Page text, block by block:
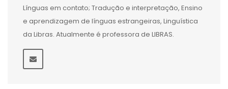
Línguas em contato; Tradução e interpretação, Ensino
e aprendizagem de línguas estrangeiras, Linguística
da Libras. Atualmente é professora de LIBRAS.